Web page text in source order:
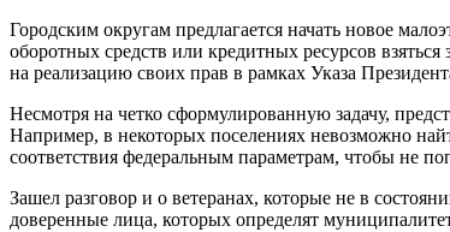
Городским округам предлагается начать новое
оборотных средств или кредитных ресурсов
на реализацию своих прав в рамках Указа
Несмотря на четко сформулированную задачу,
Например, в некоторых поселениях невозможно
соответствия федеральным параметрам, чтобы не
Зашел разговор и о ветеранах, которые не в
доверенные лица, которых определят